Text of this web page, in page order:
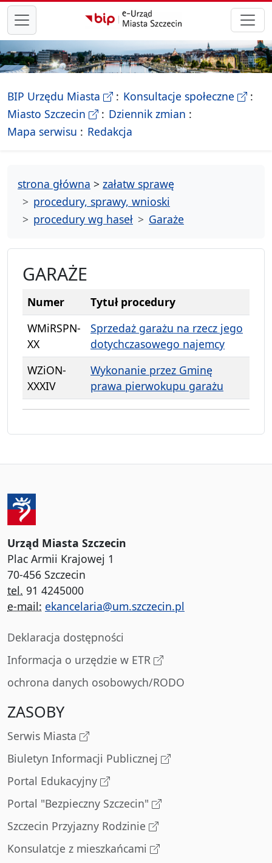
przejdź do głównego menu
BIP Urzędu Miasta - Biletyn Informacji Publicznej
Konsultacje społeczne-
Miasto Szczecin - Oficjalna strona Miasta Szczecin
Dziennik zmian
Mapa serwisu - drzewko rozdziałów
Redakcja
strona główna > załatw sprawę
procedury, sprawy, wnioski
procedury wg haseł
Garaże
GARAŻE
Numer
Tytuł procedury
WMiRSPN-
XX
Sprzedaż garażu na rzecz jego
dotychczasowego najemcy
WZiON-
XXXIV
Wykonanie przez Gminę
prawa pierwokupu garażu
Urząd Miasta Szczecin
Plac Armii Krajowej 1
70-456 Szczecin
tel. 91 4245000
e-mail: ekancelaria@um.szczecin.pl
Deklaracja dostępności
Informacja o urzędzie w ETR
ochrona danych osobowych/RODO
ZASOBY
Serwis Miasta
Biuletyn Informacji Publicznej
Portal Edukacyjny
Portal "Bezpieczny Szczecin"
Szczecin Przyjazny Rodzinie
Konsulatcje z mieszkańcami